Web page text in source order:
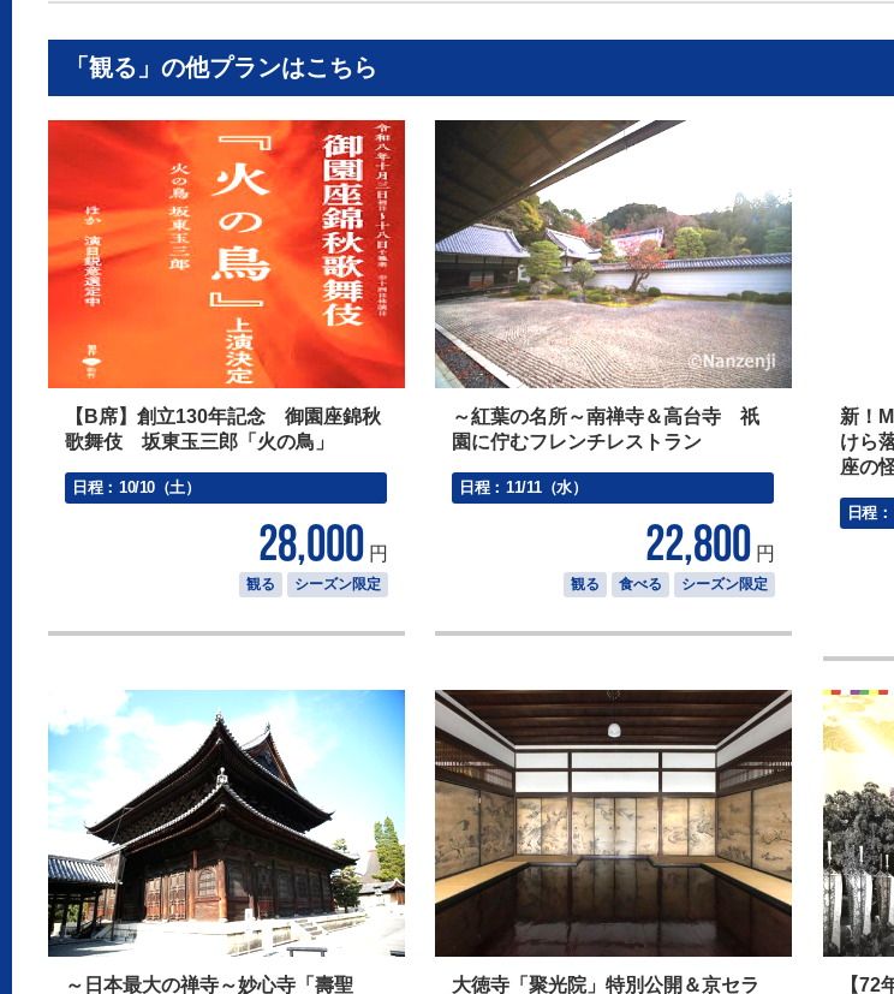
「観る」の他プランはこちら
【B席】創立130年記念 御園座錦秋
歌舞伎 坂東玉三郎「火の鳥」
日程： 10/10（土）
28,000 円
観る シーズン限定
～紅葉の名所～南禅寺＆高台寺 祇
園に佇むフレンチレストラン
日程： 11/11（水）
22,800 円
観る 食べる シーズン限定
新！
けら
座の
日程：
～日本最大の禅寺～妙心寺「壽聖 大徳寺「聚光院」特別公開＆京セラ 【72